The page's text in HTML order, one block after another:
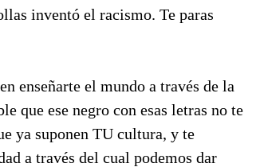
inventó el racismo. Te paras
enseñarte el mundo a través de la
que ese negro con esas letras no te
ya suponen TU cultura, y te
a través del cual podemos dar